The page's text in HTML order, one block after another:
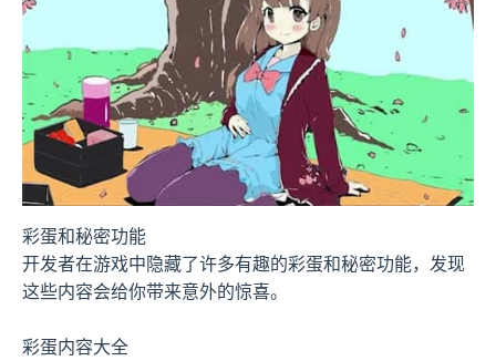
彩蛋和秘密功能
开发者在游戏中隐藏了许多有趣的彩蛋和秘密功能，发现
这些内容会给你带来意外的惊喜。
彩蛋内容大全